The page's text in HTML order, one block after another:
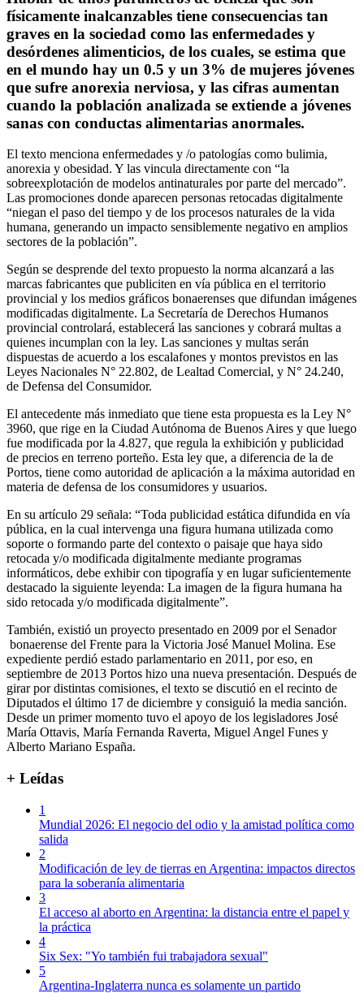
físicamente inalcanzables tiene consecuencias tan
graves en la sociedad como las enfermedades y
desórdenes alimenticios, de los cuales, se estima que
en el mundo hay un 0.5 y un 3% de mujeres jóvenes
que sufre anorexia nerviosa, y las cifras aumentan
cuando la población analizada se extiende a jóvenes
sanas con conductas alimentarias anormales.
El texto menciona enfermedades y /o patologías como bulimia,
anorexia y obesidad. Y las vincula directamente con “la
sobreexplotación de modelos antinaturales por parte del mercado”.
Las promociones donde aparecen personas retocadas digitalmente
“niegan el paso del tiempo y de los procesos naturales de la vida
humana, generando un impacto sensiblemente negativo en amplios
sectores de la población”.
Según se desprende del texto propuesto la norma alcanzará a las
marcas fabricantes que publiciten en vía pública en el territorio
provincial y los medios gráficos bonaerenses que difundan imágenes
modificadas digitalmente. La Secretaría de Derechos Humanos
provincial controlará, establecerá las sanciones y cobrará multas a
quienes incumplan con la ley. Las sanciones y multas serán
dispuestas de acuerdo a los escalafones y montos previstos en las
Leyes Nacionales N° 22.802, de Lealtad Comercial, y N° 24.240,
de Defensa del Consumidor.
El antecedente más inmediato que tiene esta propuesta es la Ley N°
3960, que rige en la Ciudad Autónoma de Buenos Aires y que luego
fue modificada por la 4.827, que regula la exhibición y publicidad
de precios en terreno porteño. Esta ley que, a diferencia de la de
Portos, tiene como autoridad de aplicación a la máxima autoridad en
materia de defensa de los consumidores y usuarios.
En su artículo 29 señala: “Toda publicidad estática difundida en vía
pública, en la cual intervenga una figura humana utilizada como
soporte o formando parte del contexto o paisaje que haya sido
retocada y/o modificada digitalmente mediante programas
informáticos, debe exhibir con tipografía y en lugar suficientemente
destacado la siguiente leyenda: La imagen de la figura humana ha
sido retocada y/o modificada digitalmente”.
También, existió un proyecto presentado en 2009 por el Senador
bonaerense del Frente para la Victoria José Manuel Molina. Ese
expediente perdió estado parlamentario en 2011, por eso, en
septiembre de 2013 Portos hizo una nueva presentación. Después de
girar por distintas comisiones, el texto se discutió en el recinto de
Diputados el último 17 de diciembre y consiguió la media sanción.
Desde un primer momento tuvo el apoyo de los legisladores José
María Ottavis, María Fernanda Raverta, Miguel Angel Funes y
Alberto Mariano España.
+ Leídas
1
Mundial 2026: El negocio del odio y la amistad política como
salida
2
Modificación de ley de tierras en Argentina: impactos directos
para la soberanía alimentaria
3
El acceso al aborto en Argentina: la distancia entre el papel y
la práctica
4
Six Sex: "Yo también fui trabajadora sexual"
5
Argentina-Inglaterra nunca es solamente un partido